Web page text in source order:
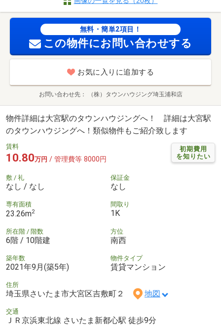
無料・簡単2項目！
この物件にお問い合わせする
お気に入りに追加する
お問い合わせ先 （株）タウンハウジング埼玉浦和店
物件詳細は大宮駅のタウンハウジングへ！ 詳細は大宮駅
のタウンハウジングへ！類似物件もご紹介致します
初期費用
を知りたい
賃料
10.80万円 / 管理費等 8000円
敷 / 礼
なし / なし
保証金
なし
専有面積
23.26m2
間取り
1K
所在階 / 階数
6階 / 10階建
方位
南西
築年数
2021年9月(築5年)
物件タイプ
賃貸マンション
住所
埼玉県さいたま市大宮区吉敷町２ 地図
交通
ＪＲ京浜東北線 さいたま新都心駅 徒歩9分